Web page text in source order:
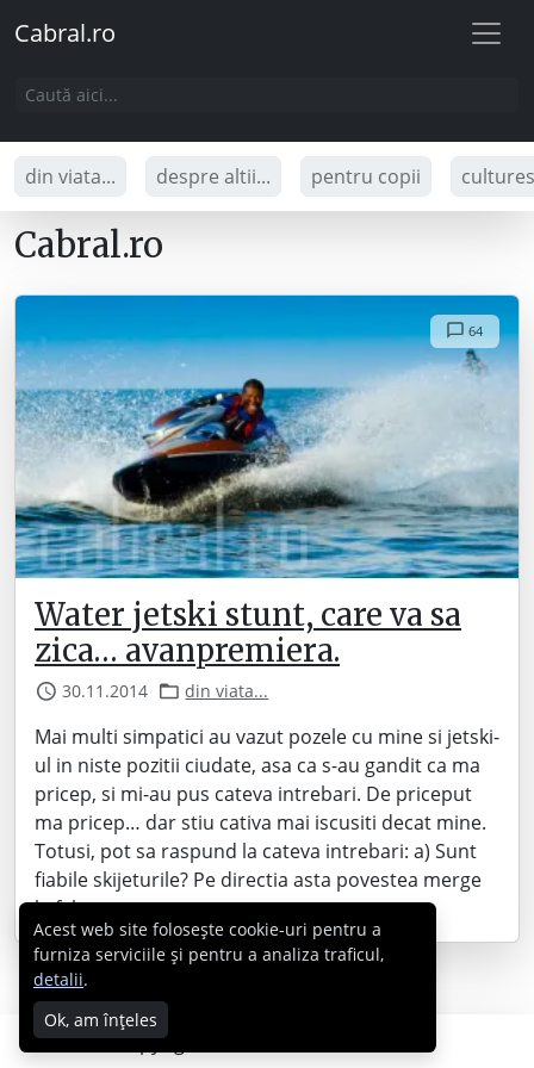
Cabral.ro
din viata... despre altii... pentru copii
Cabral.ro
64
Water jetski stunt, care va sa
zica… avanpremiera.
30.11.2014 din viata...
Mai multi simpatici au vazut pozele cu mine si jetski-
ul in niste pozitii ciudate, asa ca s-au gandit ca ma
pricep, si mi-au pus cateva intrebari. De priceput
ma pricep… dar stiu cativa mai iscusiti decat mine.
Totusi, pot sa raspund la cateva intrebari: a) Sunt
fiabile skijeturile? Pe directia asta povestea merge
la fel ca…
Copyright © 2007 - 2026 Cabral.ro
Acest web site folosește cookie-uri pentru a
furniza serviciile și pentru a analiza traficul,
detalii.
Ok, am înțeles